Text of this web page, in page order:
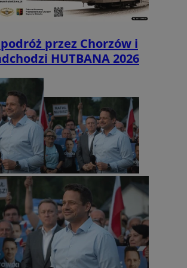
przez Chorzów i
HUTBANA 2026